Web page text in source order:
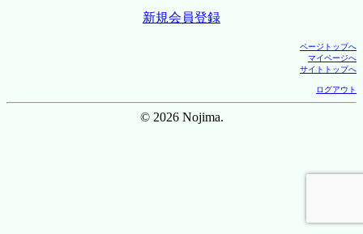
新規会員登録
ページトップへ
マイページへ
サイトトップへ
ログアウト
© 2026 Nojima.